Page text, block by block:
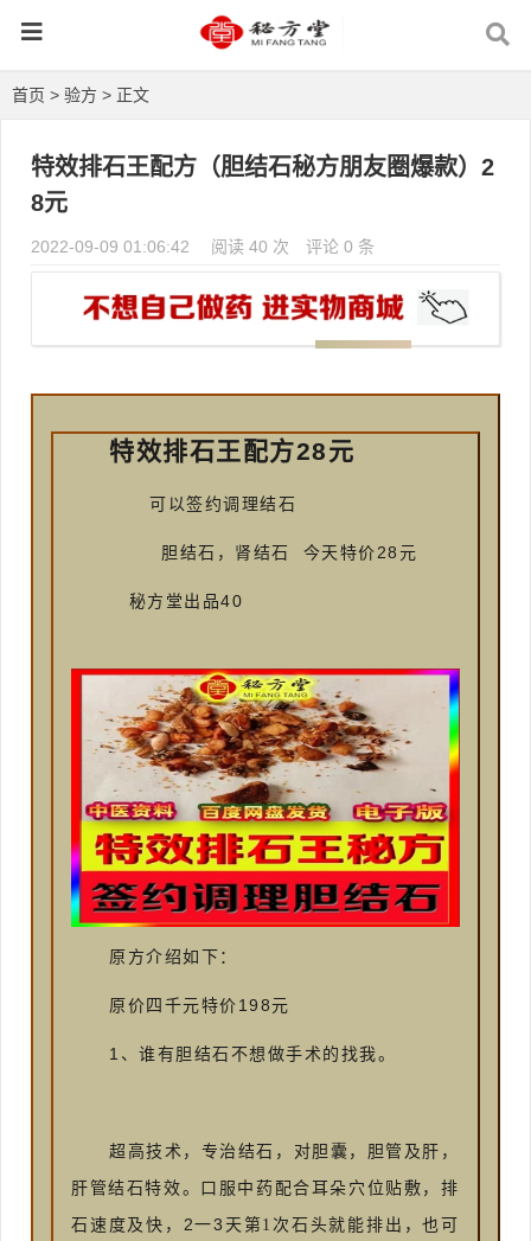
首页 > 验方 > 正文
特效排石王配方（胆结石秘方朋友圈爆款）2
8元
2022-09-09 01:06:42 阅读 40 次 评论 0 条
特效排石王配方28元
可以签约调理结石
胆结石，肾结石 今天特价 28 元
秘方堂出品40
原方介绍如下：
原价四千元特价 198元
1 、谁有胆结石不想做手术的找我。
超高技术，专治结石，对胆囊，胆管及肝，
肝管结石特效。口服中药配合耳朵穴位贴敷，排
石速度及快， 2一3 天第1次石头就能排出，也可